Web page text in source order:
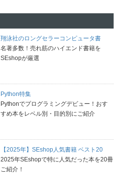
翔泳社のロングセラーコンピュータ書
名著多数！売れ筋のハイエンド書籍を
SEshopが厳選
Python特集
Pythonでプログラミングデビュー！おす
すめ本をレベル別・目的別にご紹介
【2025年】SEshop人気書籍 ベスト20
2025年SEshopで特に人気だった本を20冊
ご紹介！